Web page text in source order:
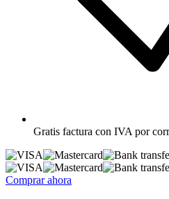
Gratis factura con IVA por
Comprar ahora